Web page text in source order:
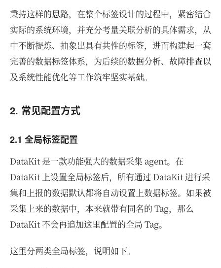
秉持这样的思路，在整个标签设计的过程中，紧密结合
实际的系统环境，并充分考量关联分析的具体需求，从
中不断提炼、抽象出具有共性的标签，进而构建起一套
完善的数据标签体系，为后续的数据分析、故障排查以
及系统性能优化等工作筑牢坚实基础。
2. 常见配置方式
2.1 全局标签配置
DataKit 是一款功能强大的数据采集 agent。在
DataKit 上设置全局标签后，所有通过 DataKit 进行采
集和上报的数据默认都将自动设置上数据标签。如果被
采集上来的数据中，本来就带有同名的 Tag，那么
DataKit 不会再追加这里配置的全局 Tag。
这里分两类全局标签，说明如下。